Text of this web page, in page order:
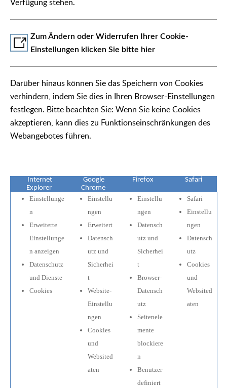
Verfügung stehen.
Zum Ändern oder Widerrufen Ihrer Cookie-
Einstellungen klicken Sie bitte hier
Darüber hinaus können Sie das Speichern von Cookies
verhindern, indem Sie dies in Ihren Browser-Einstellungen
festlegen. Bitte beachten Sie: Wenn Sie keine Cookies
akzeptieren, kann dies zu Funktionseinschränkungen des
Webangebotes führen.
Internet
Explorer
Google
Chrome
Firefox Safari
Einstellunge
n
Erweiterte
Einstellunge
n anzeigen
Datenschutz
und Dienste
Cookies
Einstellu
ngen
Erweitert
Datensch
utz und
Sicherhei
t
Website-
Einstellu
ngen
Cookies
und
Websited
aten
Einstellu
ngen
Datensch
utz und
Sicherhei
t
Browser-
Datensch
utz
Seitenele
mente
blockiere
n
Benutzer
definiert
Safari
Einstellu
ngen
Datensch
utz
Cookies
und
Websited
aten